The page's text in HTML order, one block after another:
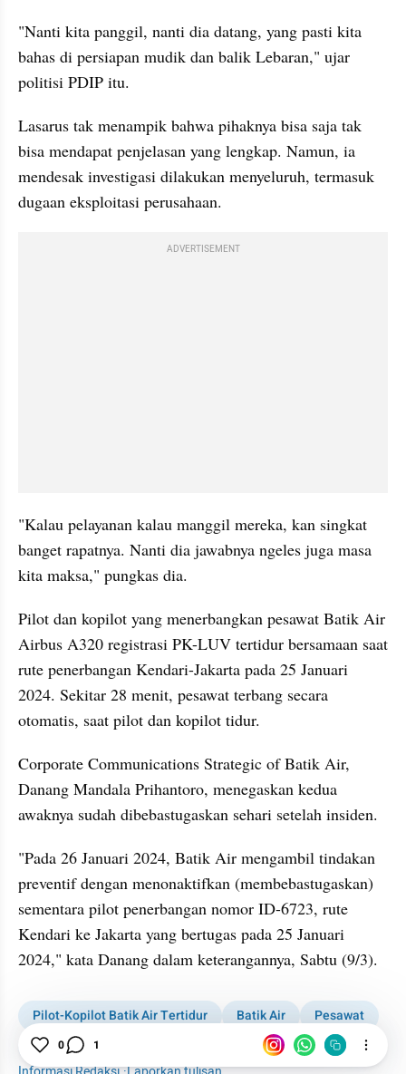
"Nanti kita panggil, nanti dia datang, yang pasti kita
bahas di persiapan mudik dan balik Lebaran," ujar
politisi PDIP itu.
Lasarus tak menampik bahwa pihaknya bisa saja tak
bisa mendapat penjelasan yang lengkap. Namun, ia
mendesak investigasi dilakukan menyeluruh, termasuk
dugaan eksploitasi perusahaan.
ADVERTISEMENT
"Kalau pelayanan kalau manggil mereka, kan singkat
banget rapatnya. Nanti dia jawabnya ngeles juga masa
kita maksa," pungkas dia.
Pilot dan kopilot yang menerbangkan pesawat Batik Air
Airbus A320 registrasi PK-LUV tertidur bersamaan saat
rute penerbangan Kendari-Jakarta pada 25 Januari
2024. Sekitar 28 menit, pesawat terbang secara
otomatis, saat pilot dan kopilot tidur.
Corporate Communications Strategic of Batik Air,
Danang Mandala Prihantoro, menegaskan kedua
awaknya sudah dibebastugaskan sehari setelah insiden.
"Pada 26 Januari 2024, Batik Air mengambil tindakan
preventif dengan menonaktifkan (membebastugaskan)
sementara pilot penerbangan nomor ID-6723, rute
Kendari ke Jakarta yang bertugas pada 25 Januari
2024," kata Danang dalam keterangannya, Sabtu (9/3).
Pilot-Kopilot Batik Air Tertidur Batik Air
Pesawat
Penerbangan
0 1